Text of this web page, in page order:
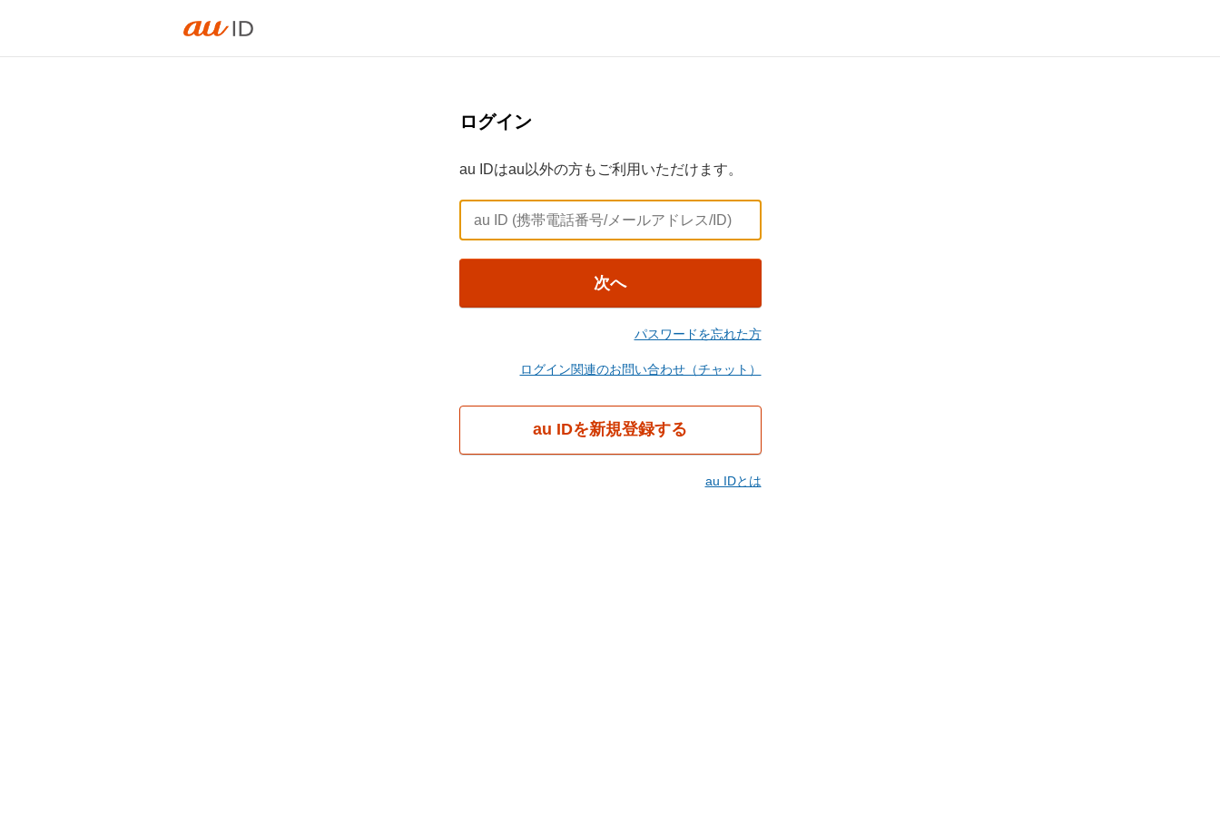
ログイン
au IDはau以外の方もご利用いただけます。
次へ
パスワードを忘れた方
ログイン関連のお問い合わせ（チャット）
au IDを新規登録する
au IDとは